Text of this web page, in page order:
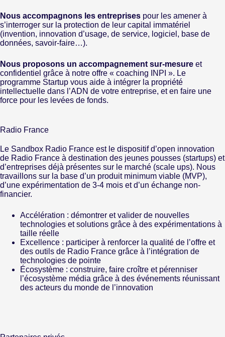
Nous accompagnons les entreprises pour les amener à
s’interroger sur la protection de leur capital immatériel
(invention, innovation d’usage, de service, logiciel, base de
données, savoir-faire…).
Nous proposons un accompagnement sur-mesure et
confidentiel grâce à notre offre « coaching INPI ». Le
programme Startup vous aide à intégrer la propriété
intellectuelle dans l’ADN de votre entreprise, et en faire une
force pour les levées de fonds.
Radio France
Le Sandbox Radio France est le dispositif d’open innovation
de Radio France à destination des jeunes pousses (startups) et
d’entreprises déjà présentes sur le marché (scale ups). Nous
travaillons sur la base d’un produit minimum viable (MVP),
d’une expérimentation de 3-4 mois et d’un échange non-
financier.
Accélération : démontrer et valider de nouvelles
technologies et solutions grâce à des expérimentations à
taille réelle
Excellence : participer à renforcer la qualité de l’offre et
des outils de Radio France grâce à l’intégration de
technologies de pointe
Écosystème : construire, faire croître et pérenniser
l’écosystème média grâce à des événements réunissant
des acteurs du monde de l’innovation